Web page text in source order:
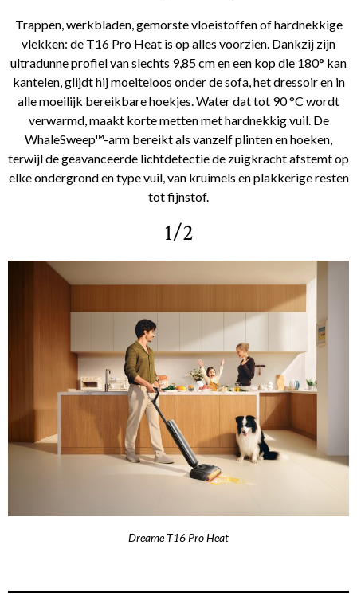
Trappen, werkbladen, gemorste vloeistoffen of hardnekkige
vlekken: de T16 Pro Heat is op alles voorzien. Dankzij zijn
ultradunne profiel van slechts 9,85 cm en een kop die 180° kan
kantelen, glijdt hij moeiteloos onder de sofa, het dressoir en in
alle moeilijk bereikbare hoekjes. Water dat tot 90 °C wordt
verwarmd, maakt korte metten met hardnekkig vuil. De
WhaleSweep™-arm bereikt als vanzelf plinten en hoeken,
terwijl de geavanceerde lichtdetectie de zuigkracht afstemt op
elke ondergrond en type vuil, van kruimels en plakkerige resten
tot fijnstof.
1/2
Dreame T16 Pro Heat